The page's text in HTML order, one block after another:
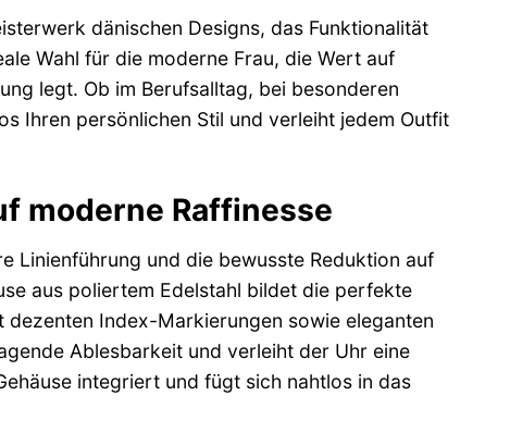
dänischen Designs, das Funktionalität
Wahl für die moderne Frau, die Wert auf
legt. Ob im Berufsalltag, bei besonderen
Ihren persönlichen Stil und verleiht jedem Outfit
moderne Raffinesse
Linienführung und die bewusste Reduktion auf
aus poliertem Edelstahl bildet die perfekte
Index-Markierungen sowie eleganten
Ablesbarkeit und verleiht der Uhr eine
integriert und fügt sich nahtlos in das